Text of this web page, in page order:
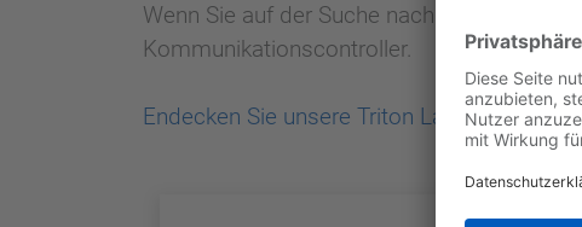
Wenn Sie auf der Suche nach einer
Kommunikationscontroller.
Endecken Sie unsere Triton Landingpage